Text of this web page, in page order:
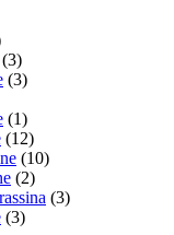
(3)
(3)
(1)
(12)
(10)
(2)
(3)
(3)